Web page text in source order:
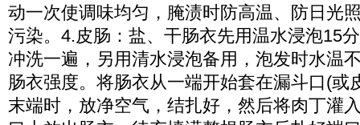
动一次使调味均匀，腌渍时防高温、防日光
污染。4.皮肠：盐、干肠衣先用温水浸泡15
冲洗一遍，另用清水浸泡备用，泡发时水温
肠衣强度。将肠衣从一端开始套在漏斗口(或
末端时，放净空气，结扎好，然后将肉丁灌